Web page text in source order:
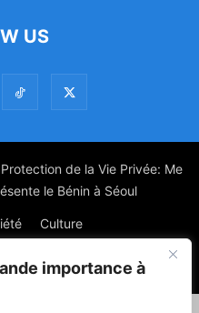
importance à
US
de la Vie Privée: Me
le Bénin à Séoul
Culture
Francophone